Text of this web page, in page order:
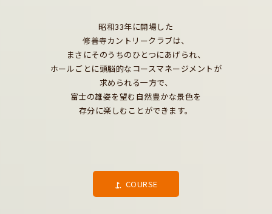
昭和33年に開場した
修善寺カントリークラブは、
まさにそのうちのひとつにあげられ、
ホールごとに頭脳的なコースマネージメントが
求められる一方で、
富士の雄姿を望む自然豊かな景色を
存分に楽しむことができます。
COURSE